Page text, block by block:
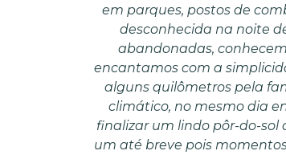
em parques, postos de
desconhecida na noite
abandonadas,
encantamos com a
alguns quilômetros pela
climático, no mesmo dia
finalizar um lindo pôr-do-sol
um até breve pois